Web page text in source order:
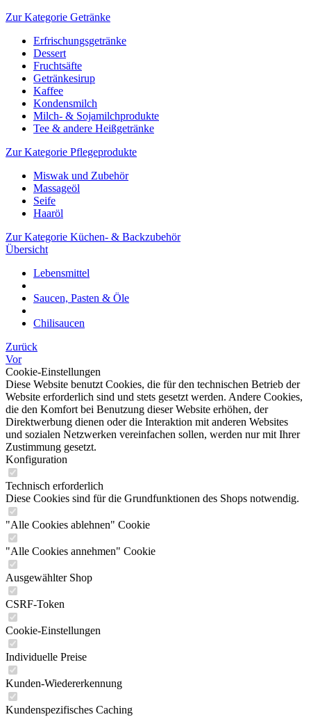
Zur Kategorie Getränke
Erfrischungsgetränke
Dessert
Fruchtsäfte
Getränkesirup
Kaffee
Kondensmilch
Milch- & Sojamilchprodukte
Tee & andere Heißgetränke
Zur Kategorie Pflegeprodukte
Miswak und Zubehör
Massageöl
Seife
Haaröl
Zur Kategorie Küchen- & Backzubehör
Übersicht
Lebensmittel
Saucen, Pasten & Öle
Chilisaucen
Zurück
Vor
Cookie-Einstellungen
Diese Website benutzt Cookies, die für den technischen Betrieb der
Website erforderlich sind und stets gesetzt werden. Andere Cookies,
die den Komfort bei Benutzung dieser Website erhöhen, der
Direktwerbung dienen oder die Interaktion mit anderen Websites
und sozialen Netzwerken vereinfachen sollen, werden nur mit Ihrer
Zustimmung gesetzt.
Konfiguration
Technisch erforderlich
Diese Cookies sind für die Grundfunktionen des Shops notwendig.
"Alle Cookies ablehnen" Cookie
"Alle Cookies annehmen" Cookie
Ausgewählter Shop
CSRF-Token
Cookie-Einstellungen
Individuelle Preise
Kunden-Wiedererkennung
Kundenspezifisches Caching